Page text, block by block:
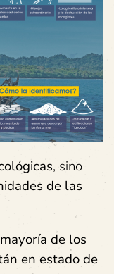
, sino
de las
de los
en estado de